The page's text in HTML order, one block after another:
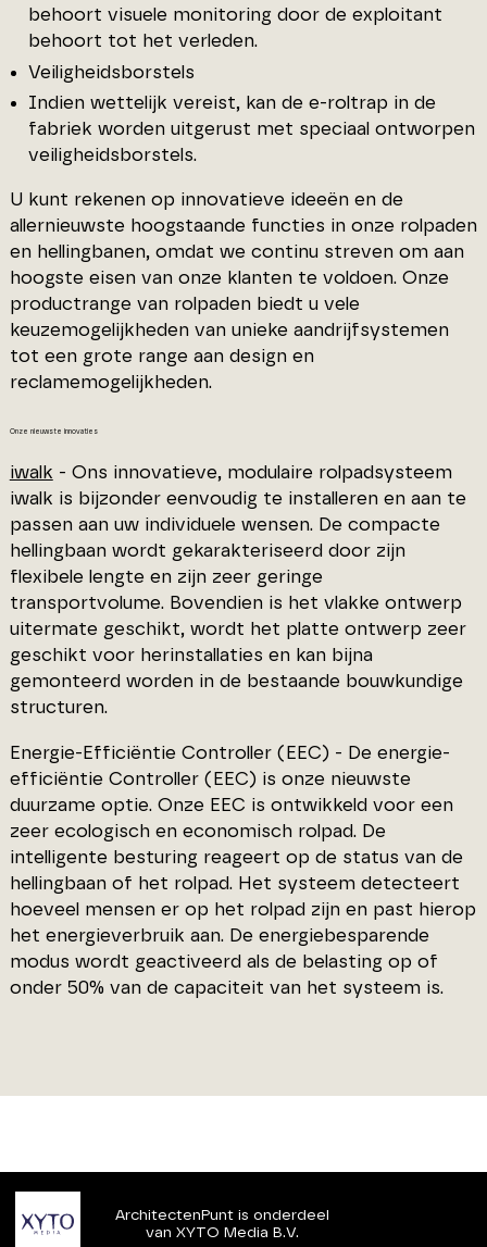
behoort visuele monitoring door de exploitant
behoort tot het verleden.
Veiligheidsborstels
Indien wettelijk vereist, kan de e-roltrap in de
fabriek worden uitgerust met speciaal ontworpen
veiligheidsborstels.
U kunt rekenen op innovatieve ideeën en de
allernieuwste hoogstaande functies in onze rolpaden
en hellingbanen, omdat we continu streven om aan
hoogste eisen van onze klanten te voldoen. Onze
productrange van rolpaden biedt u vele
keuzemogelijkheden van unieke aandrijfsystemen
tot een grote range aan design en
reclamemogelijkheden.
Onze nieuwste innovaties
iwalk - Ons innovatieve, modulaire rolpadsysteem
iwalk is bijzonder eenvoudig te installeren en aan te
passen aan uw individuele wensen. De compacte
hellingbaan wordt gekarakteriseerd door zijn
flexibele lengte en zijn zeer geringe
transportvolume. Bovendien is het vlakke ontwerp
uitermate geschikt, wordt het platte ontwerp zeer
geschikt voor herinstallaties en kan bijna
gemonteerd worden in de bestaande bouwkundige
structuren.
Energie-Efficiëntie Controller (EEC) - De energie-
efficiëntie Controller (EEC) is onze nieuwste
duurzame optie. Onze EEC is ontwikkeld voor een
zeer ecologisch en economisch rolpad. De
intelligente besturing reageert op de status van de
hellingbaan of het rolpad. Het systeem detecteert
hoeveel mensen er op het rolpad zijn en past hierop
het energieverbruik aan. De energiebesparende
modus wordt geactiveerd als de belasting op of
onder 50% van de capaciteit van het systeem is.
ArchitectenPunt is onderdeel
van XYTO Media B.V.